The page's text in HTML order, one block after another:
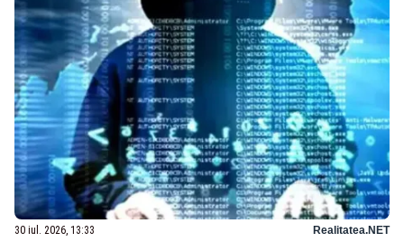
30 iul. 2026, 13:33 Realitatea.NET